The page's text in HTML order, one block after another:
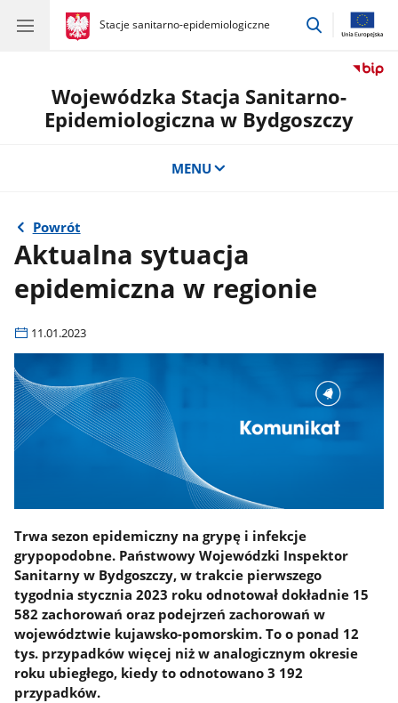
gov.pl
Stacje sanitarno-epidemiologiczne
gov.pl
Stacje
przejdź
Wojewódzka Stacja Sanitarno-
Epidemiologiczna w Bydgoszczy
MENU
Powrót
Aktualna sytuacja
epidemiczna w regionie
11.01.2023
Trwa sezon epidemiczny na grypę i infekcje
grypopodobne. Państwowy Wojewódzki Inspektor
Sanitarny w Bydgoszczy, w trakcie pierwszego
tygodnia stycznia 2023 roku odnotował dokładnie 15
582 zachorowań oraz podejrzeń zachorowań w
województwie kujawsko-pomorskim. To o ponad 12
tys. przypadków więcej niż w analogicznym okresie
roku ubiegłego, kiedy to odnotowano 3 192
przypadków.